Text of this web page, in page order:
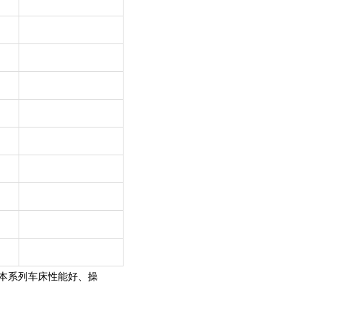
系列车床性能好、操